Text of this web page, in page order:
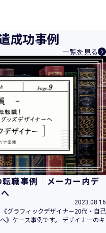
成功事例
一覧を見る
職事例｜メーカー内デ
2023.08.16
グラフィックデザイナー20代・自己
》ケース事例です。 デザイナーのキ